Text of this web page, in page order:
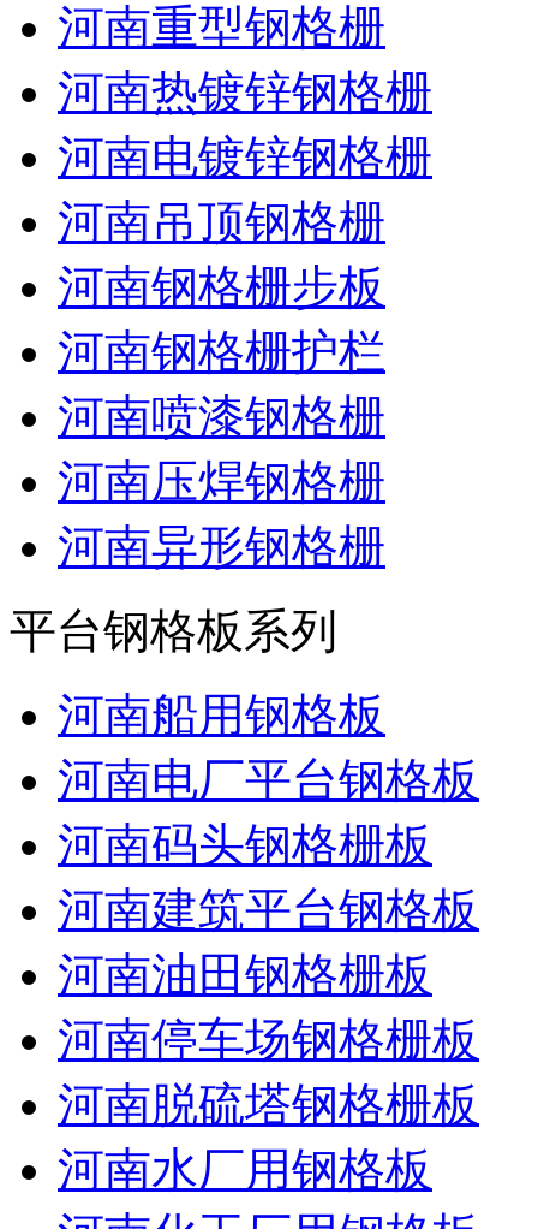
河南重型钢格栅
河南热镀锌钢格栅
河南电镀锌钢格栅
河南吊顶钢格栅
河南钢格栅步板
河南钢格栅护栏
河南喷漆钢格栅
河南压焊钢格栅
河南异形钢格栅
平台钢格板系列
河南船用钢格板
河南电厂平台钢格板
河南码头钢格栅板
河南建筑平台钢格板
河南油田钢格栅板
河南停车场钢格栅板
河南脱硫塔钢格栅板
河南水厂用钢格板